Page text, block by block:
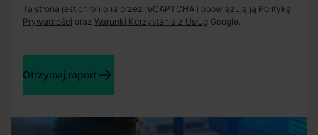
Ta strona jest chroniona przez reCAPTCHA i obowiązują ją Politykę
Prywatności oraz Warunki Korzystania z Usług Google.
Otrzymaj raport